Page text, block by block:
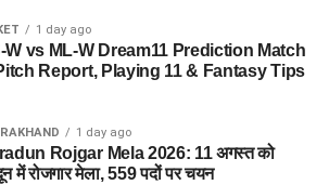
के अनुसार निर्धारित की गई है:
स्पेशल एजुकेटर):
होना अनिवार्य है। इसके साथ ही CTET
भी आवश्यक योग्यता का हिस्सा हो सकता है।
1 day ago
W vs ML-W Dream11 Prediction Match
Report, Playing 11 & Fantasy Tips
1 day ago
Rojgar Mela 2026: 11 अगस्त को
में रोजगार मेला, 559 पदों पर चयन